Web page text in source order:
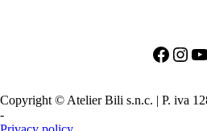
Copyright © Atelier Bili s.n.c. | P. iva
-